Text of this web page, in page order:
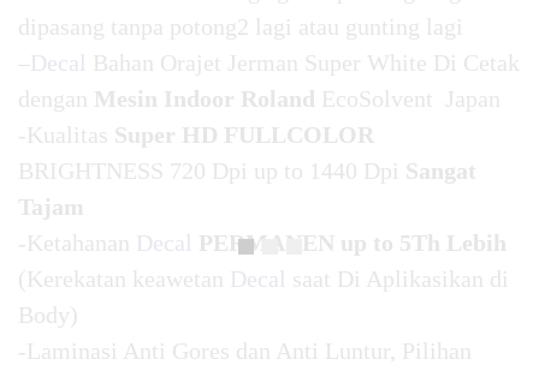
dipasang tanpa potong2 lagi atau gunting lagi
–Decal Bahan Orajet Jerman Super White Di Cetak
dengan Mesin Indoor Roland EcoSolvent Japan
-Kualitas Super HD FULLCOLOR
BRIGHTNESS 720 Dpi up to 1440 Dpi Sangat
Tajam
-Ketahanan Decal PERMANEN up to 5Th Lebih
(Kerekatan keawetan Decal saat Di Aplikasikan di
Body)
-Laminasi Anti Gores dan Anti Luntur, Pilihan